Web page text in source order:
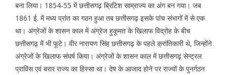
बना लिया। 1854-55 में छत्तीसगढ़ ब्रिटिश साम्राज्य का अंग बन गया। जब
1861 ई. में मध्य प्रांत का गठन हुआ तब छत्तीसगढ़ इसके पांच संभागों में से एक
था। अंग्रेजों के शासन काल में अंग्रेज हुकूमत के खिलाफ विद्रोह के बीच
छत्तीसगढ़ में भी फूटे। वीर नारायण सिंह छत्तीसगढ़ के पहले क्रांतिकारी थे, जिन्होंने
अंग्रेजों के खिलाफ संघर्ष किया। अंग्रेजों के शासन काल में छत्तीसगढ़ सेन्ट्रल
प्राविंस एवं बरार राज्य का हिस्सा था। देष के आजाद होने पर राज्यों के पुनर्गठन